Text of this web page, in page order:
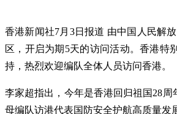
香港新闻社7月3日报道 由中国人民解
区，开启为期5天的访问活动。香港特
持，热烈欢迎编队全体人员访问香港。
李家超指出，今年是香港回归祖国28
母编队访港代表国防安全护航高质量发